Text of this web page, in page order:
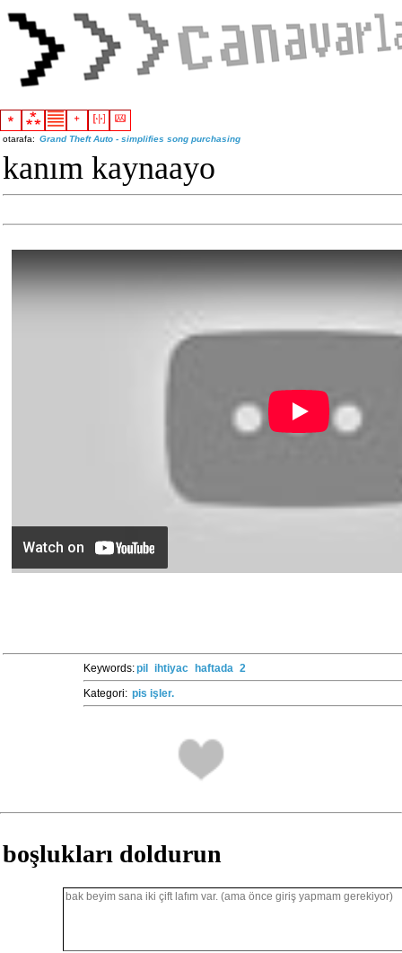
otarafa: Grand Theft Auto - simplifies song purchasing
kanım kaynaayo
Keywords:pil ihtiyac haftada 2
Kategori: pis işler.
boşlukları doldurun